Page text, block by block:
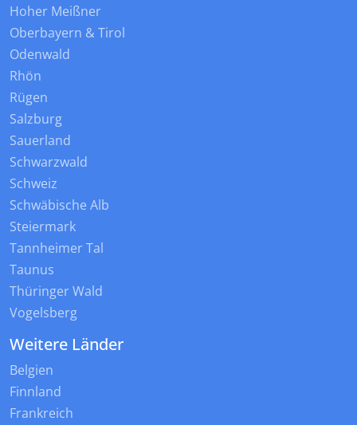
Hoher Meißner
Oberbayern & Tirol
Odenwald
Rhön
Rügen
Salzburg
Sauerland
Schwarzwald
Schweiz
Schwäbische Alb
Steiermark
Tannheimer Tal
Taunus
Thüringer Wald
Vogelsberg
Weitere Länder
Belgien
Finnland
Frankreich